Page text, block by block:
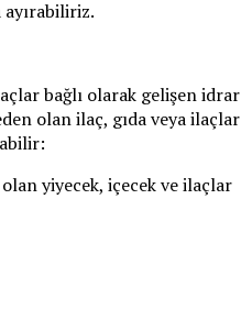
bağlı olarak gelişen idrar
olan ilaç, gıda veya ilaçlar
yiyecek, içecek ve ilaçlar